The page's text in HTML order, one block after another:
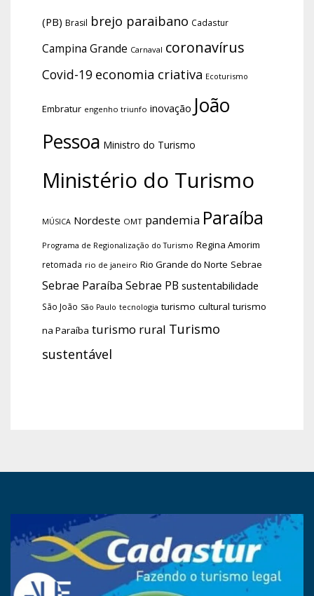
(PB) Brasil brejo paraibano Cadastur
Campina Grande Carnaval coronavírus
Covid-19 economia criativa Ecoturismo
Embratur engenho triunfo inovação João
Pessoa Ministro do Turismo
Ministério do Turismo
MÚSICA Nordeste OMT pandemia Paraíba
Programa de Regionalização do Turismo Regina Amorim
retomada rio de janeiro Rio Grande do Norte Sebrae
Sebrae Paraíba Sebrae PB sustentabilidade
São João São Paulo tecnologia turismo cultural turismo
na Paraíba turismo rural Turismo
sustentável